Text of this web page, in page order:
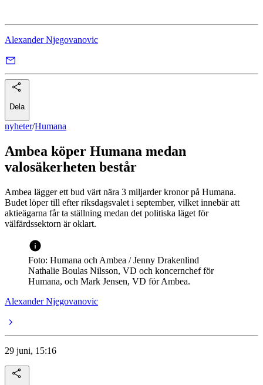
Alexander Njegovanovic
Dela
nyheter/Humana
Ambea köper Humana medan
valosäkerheten består
Ambea lägger ett bud värt nära 3 miljarder kronor på Humana.
Budet löper till efter riksdagsvalet i september, vilket innebär att
aktieägarna får ta ställning medan det politiska läget för
välfärdssektorn är oklart.
Foto: Humana och Ambea / Jenny Drakenlind
Nathalie Boulas Nilsson, VD och koncernchef för
Humana, och Mark Jensen, VD för Ambea.
Alexander Njegovanovic
29 juni, 15:16